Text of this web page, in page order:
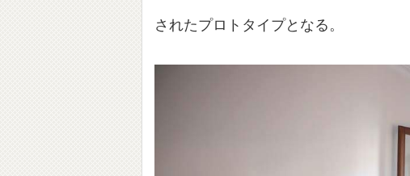
されたプロトタイプとなる。